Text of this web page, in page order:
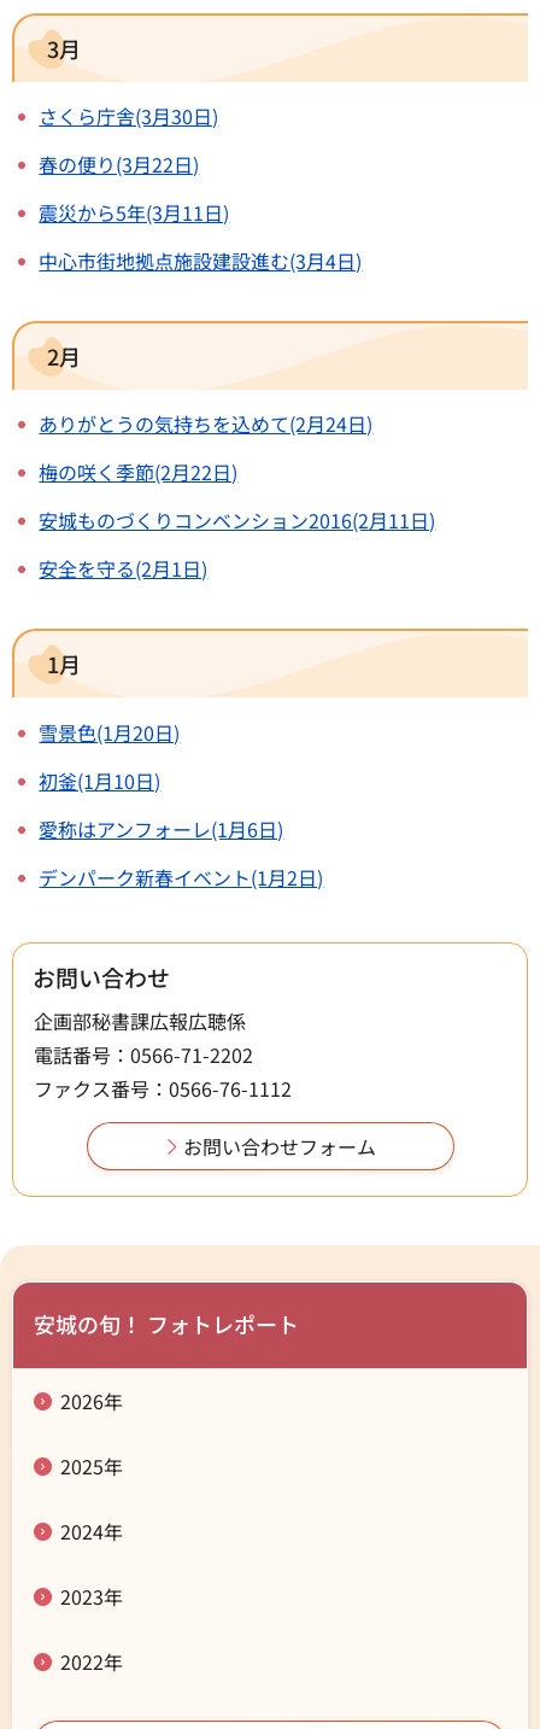
3月
さくら庁舎(3月30日)
春の便り(3月22日)
震災から5年(3月11日)
中心市街地拠点施設建設進む(3月4日)
2月
ありがとうの気持ちを込めて(2月24日)
梅の咲く季節(2月22日)
安城ものづくりコンベンション2016(2月11日)
安全を守る(2月1日)
1月
雪景色(1月20日)
初釜(1月10日)
愛称はアンフォーレ(1月6日)
デンパーク新春イベント(1月2日)
お問い合わせ
企画部秘書課広報広聴係
電話番号：0566-71-2202
ファクス番号：0566-76-1112
安城の旬！ フォトレポート
2026年
2025年
2024年
2023年
2022年